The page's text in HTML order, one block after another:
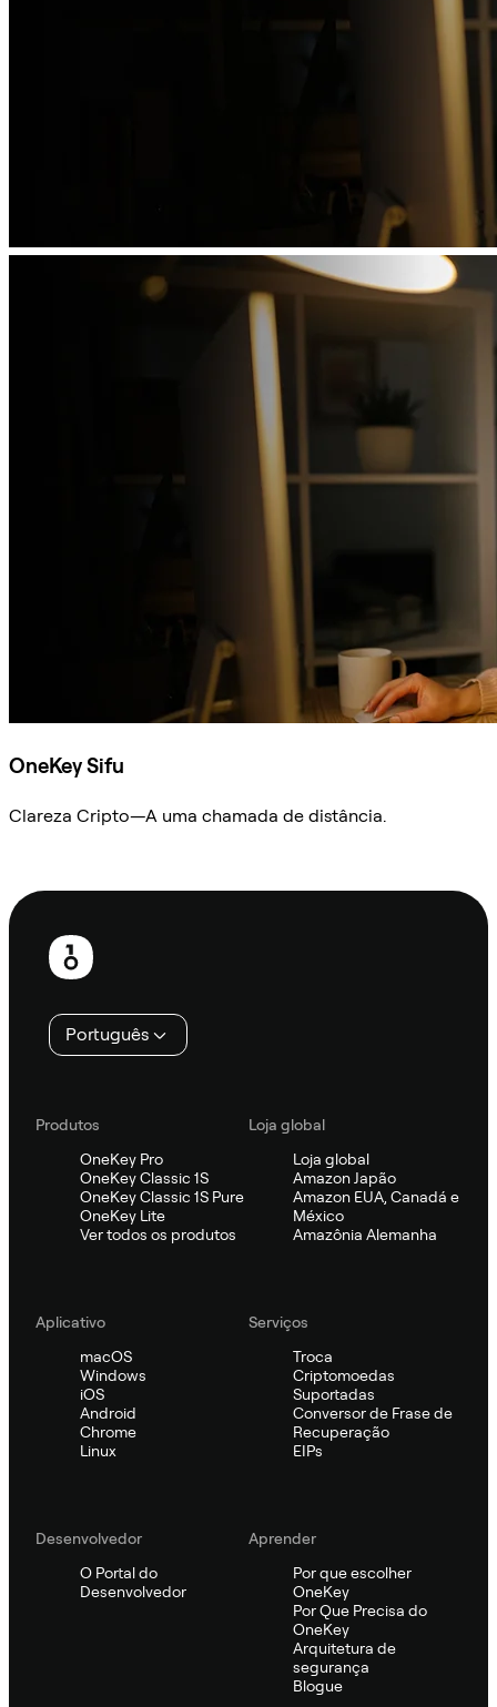
OneKey Sifu
Clareza Cripto—A uma chamada de distância.
Rodapé
Português
Produtos
OneKey Pro
OneKey Classic 1S
OneKey Classic 1S Pure
OneKey Lite
Ver todos os produtos
Loja global
Loja global
Amazon Japão
Amazon EUA, Canadá e
México
Amazônia Alemanha
Aplicativo
macOS
Windows
iOS
Android
Chrome
Linux
Serviços
Troca
Criptomoedas
Suportadas
Conversor de Frase de
Recuperação
EIPs
Desenvolvedor
O Portal do
Desenvolvedor
Aprender
Por que escolher
OneKey
Por Que Precisa do
OneKey
Arquitetura de
segurança
Blogue